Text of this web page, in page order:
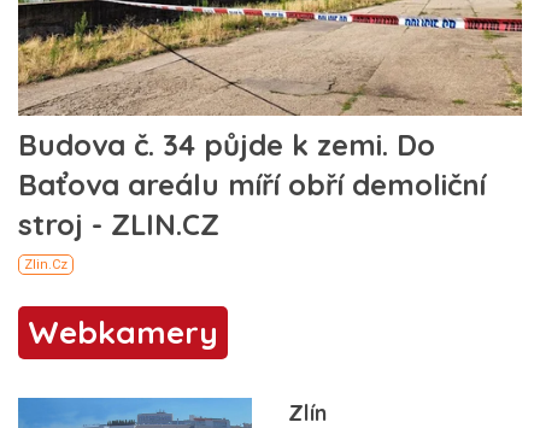
Webkamery
Zlín